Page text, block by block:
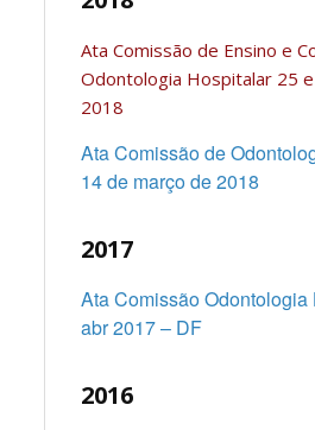
Ata Comissão de Ensino e
Odontologia Hospitalar 25
2018
Ata Comissão de
14 de março de 2018
2017
Ata Comissão
abr 2017 – DF
2016